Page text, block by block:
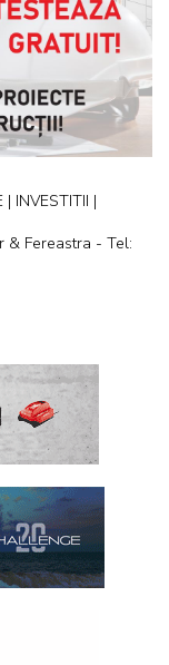
| INVESTITII |
& Fereastra - Tel: